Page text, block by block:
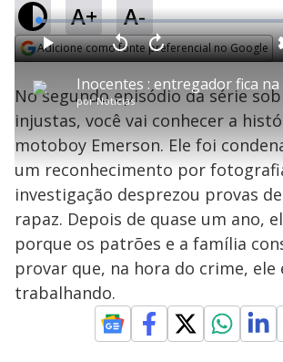
A+ A-
Adicione como fonte preferencial no Google
P
l
a
y
V
porNotícias
P V
t
a
r
e
g
n
d
s
A
n
ç
a
1
s
e
u
n
o
M
u
d
o
L
o
a
d
e
:
2
.
6
5
%
No segundo episódio da série
injustas, você vai conhecer a
motoboy Emerson. Ele foi
um reconhecimento por
investigação desprezou provas
rapaz. Depois de quase um ano,
porque os patrões e a família
provar que, na hora do crime, ele
trabalhando.